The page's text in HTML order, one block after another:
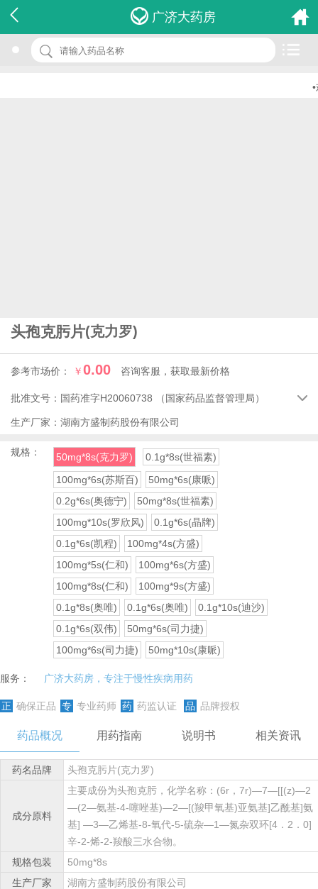
广济大药房
•
头孢克肟片(克力罗)
参考市场价： ￥0.00 咨询客服，获取最新价格
名 称：头孢克肟片
品 牌：(克力罗)
批准文号： 国药准字H20060738 （国家药品监督管理局） 
生产厂家： 湖南方盛制药股份有限公司
规格： 50mg*8s(克力罗)
0.1g*8s(世福素)
100mg*6s(苏斯百)
50mg*6s(康哌)
0.2g*6s(奥德宁)
50mg*8s(世福素)
100mg*10s(罗欣风)
0.1g*6s(晶牌)
0.1g*6s(凯程)
100mg*4s(方盛)
100mg*5s(仁和)
100mg*6s(方盛)
100mg*8s(仁和)
100mg*9s(方盛)
0.1g*8s(奥唯)
0.1g*6s(奥唯)
0.1g*10s(迪沙)
0.1g*6s(双伟)
50mg*6s(司力捷)
100mg*6s(司力捷)
50mg*10s(康哌)
服务： 广济大药房，专注于慢性疾病用药
正 确保正品 专 专业药师 药 药监认证 品 品牌授权
药品概况 用药指南 说明书 相关资讯
药名品牌 头孢克肟片(克力罗)
成分原料
主要成份为头孢克肟，化学名称：(6r，7r)—7—[[(z)—2
—(2—氨基-4-噻唑基)—2—[(羧甲氧基)亚氨基]乙酰基]氨
基] —3—乙烯基-8-氧代-5-硫杂—1—氮杂双环[4．2．0]
辛-2-烯-2-羧酸三水合物。
规格包装
50mg*8s
生产厂家
湖南方盛制药股份有限公司